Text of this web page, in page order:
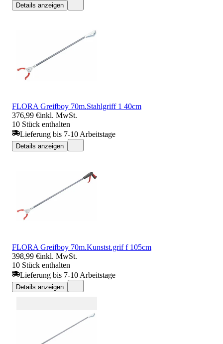
Details anzeigen
FLORA Greifboy 70m.Stahlgriff 1 40cm
376,99 €inkl. MwSt.
10 Stück enthalten
Lieferung bis 7-10 Arbeitstage
Details anzeigen
FLORA Greifboy 70m.Kunstst.grif f 105cm
398,99 €inkl. MwSt.
10 Stück enthalten
Lieferung bis 7-10 Arbeitstage
Details anzeigen